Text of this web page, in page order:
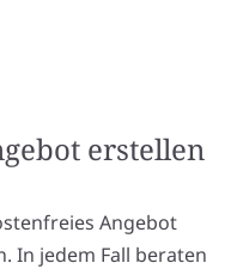
erstellen
Angebot
In jedem Fall beraten